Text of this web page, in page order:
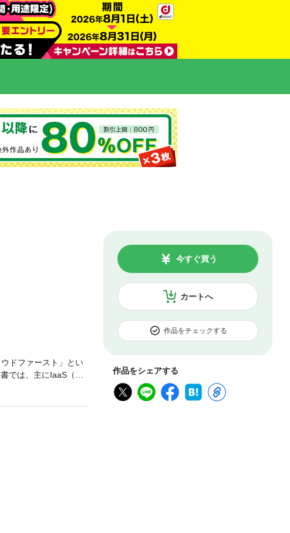
カートへ
今すぐ買う
作品をチェックする
作品をシェアする
ドファースト」とい
では、主にIaaS（イ
に携わるエンジニア
構成技術であるAPIの
ンポーネントがどの
ウドならではの考え
理手法であるInfrastr
や動作原理を知りた
成しました。記載内